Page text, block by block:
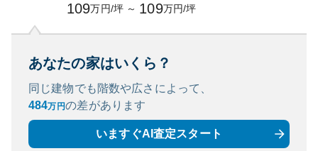
109万円/坪 ～ 109万円/坪
あなたの家はいくら？
同じ建物でも階数や広さによって、
484万円の差があります
いますぐAI査定スタート